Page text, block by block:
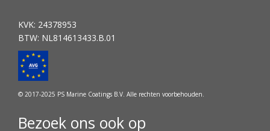
KVK: 24378953
BTW: NL814613433.B.01
© 2017-2025 PS Marine Coatings B.V. Alle rechten voorbehouden.
Bezoek ons ook op